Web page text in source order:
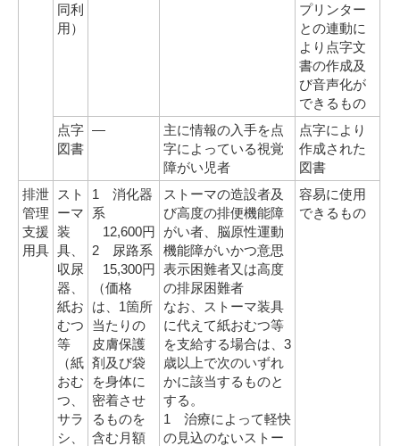
同利
用）
プリンター
との連動に
より点字文
書の作成及
び音声化が
できるもの
点字
図書
―
主に情報の入手を点
字によっている視覚
障がい児者
点字により
作成された
図書
排泄
管理
支援
用具
スト
ーマ
装
具、
収尿
器、
紙お
むつ
等
（紙
おむ
つ、
サラ
シ、
1 消化器
系
12,600円
2 尿路系
15,300円
（価格
は、1箇所
当たりの
皮膚保護
剤及び袋
を身体に
密着させ
るものを
含む月額
ストーマの造設者及
び高度の排便機能障
がい者、脳原性運動
機能障がいかつ意思
表示困難者又は高度
の排尿困難者
なお、ストーマ装具
に代えて紙おむつ等
を支給する場合は、3
歳以上で次のいずれ
かに該当するものと
する。
1 治療によって軽快
の見込のないストー
容易に使用
できるもの